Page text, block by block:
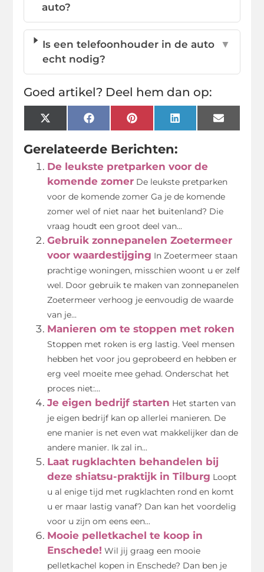
auto?
Is een telefoonhouder in de auto
echt nodig?
▼
Goed artikel? Deel hem dan op:
X
(Twitter)
FacebookPinterestLinkedInEmail
Gerelateerde Berichten:
De leukste pretparken voor de
komende zomer De leukste pretparken
voor de komende zomer Ga je de komende
zomer wel of niet naar het buitenland? Die
vraag houdt een groot deel van...
Gebruik zonnepanelen Zoetermeer
voor waardestijging In Zoetermeer staan
prachtige woningen, misschien woont u er zelf
wel. Door gebruik te maken van zonnepanelen
Zoetermeer verhoog je eenvoudig de waarde
van je...
Manieren om te stoppen met roken
Stoppen met roken is erg lastig. Veel mensen
hebben het voor jou geprobeerd en hebben er
erg veel moeite mee gehad. Onderschat het
proces niet:...
Je eigen bedrijf starten Het starten van
je eigen bedrijf kan op allerlei manieren. De
ene manier is net even wat makkelijker dan de
andere manier. Ik zal in...
Laat rugklachten behandelen bij
deze shiatsu-praktijk in Tilburg Loopt
u al enige tijd met rugklachten rond en komt
u er maar lastig vanaf? Dan kan het voordelig
voor u zijn om eens een...
Mooie pelletkachel te koop in
Enschede! Wil jij graag een mooie
pelletkachel kopen in Enschede? Dan ben je